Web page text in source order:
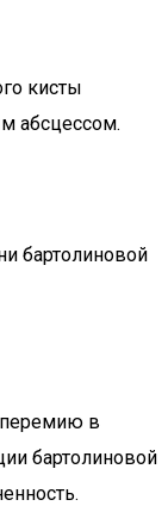
кисты
абсцессом.
бартолиновой
в
бартолиновой